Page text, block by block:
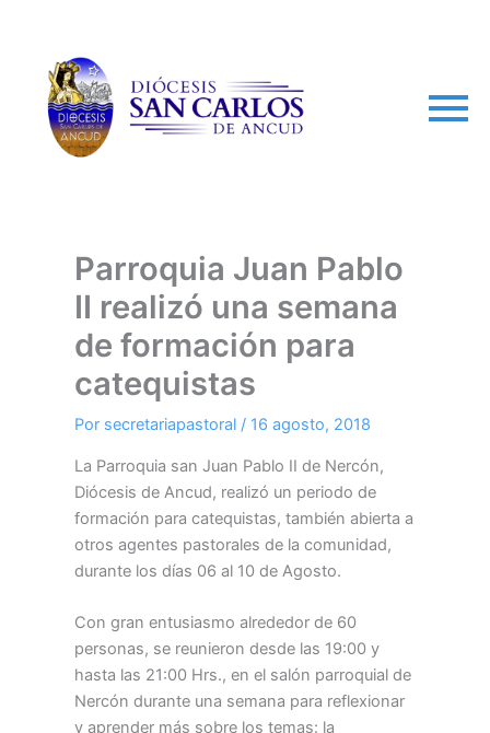
Parroquia Juan Pablo
II realizó una semana
de formación para
catequistas
Por secretariapastoral / 16 agosto, 2018
La Parroquia san Juan Pablo II de Nercón,
Diócesis de Ancud, realizó un periodo de
formación para catequistas, también abierta a
otros agentes pastorales de la comunidad,
durante los días 06 al 10 de Agosto.
Con gran entusiasmo alrededor de 60
personas, se reunieron desde las 19:00 y
hasta las 21:00 Hrs., en el salón parroquial de
Nercón durante una semana para reflexionar
y aprender más sobre los temas: la